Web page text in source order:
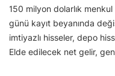
150 milyon dolarlık
günü kayıt beyanında
imtiyazlı hisseler, depo
Elde edilecek net gelir,